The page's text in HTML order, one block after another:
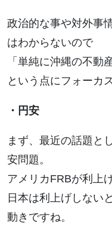
政治的な事や対外事
はわからないので
「単純に沖縄の不動
という点にフォーカ
・円安
まず、最近の話題と
安問題。
アメリカFRBが利上
日本は利上げしない
動きですね。